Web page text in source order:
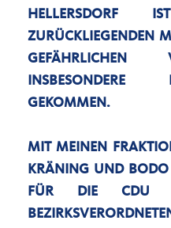
ELLERSDORF
URÜCKLIEGENDEN
EFÄHRLICHEN
NSBESONDERE
KOMMEN.
MIT MEINEN
KRÄNING UND
FÜR DIE CDU